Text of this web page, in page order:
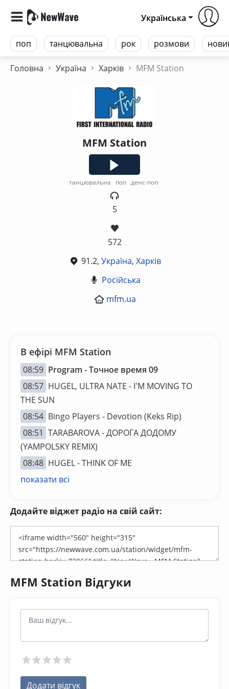
поп танцювальна рок розмови
Українська
Головна Україна Харків MFM Station
MFM Station
танцювальна поп денс-поп
5
572
91.2,Україна,Харків
Російська
mfm.ua
В ефірі MFM Station
08:59 Program - Точное время 09
08:57 HUGEL, ULTRA NATE - I'M MOVING TO
THE SUN
08:54 Bingo Players - Devotion (Keks Rip)
08:51 TARABAROVA - ДОРОГА ДОДОМУ
(YAMPOLSKY REMIX)
08:48 HUGEL - THINK OF ME
показати всі
Додайте віджет радіо на свій сайт:
MFM Station Відгуки
Додати відгук